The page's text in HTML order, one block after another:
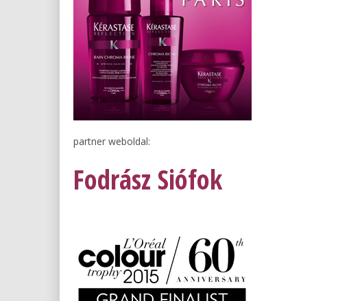
partner weboldal:
Fodrász Siófok